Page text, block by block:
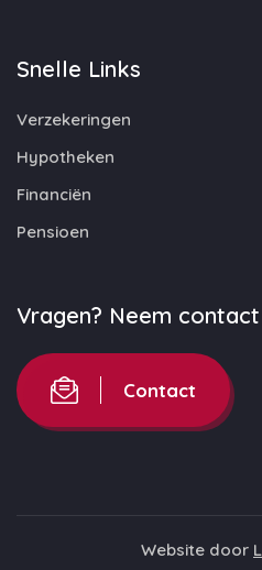
Snelle Links
Verzekeringen
Hypotheken
Financiën
Pensioen
Vragen? Neem
Contact
Website door